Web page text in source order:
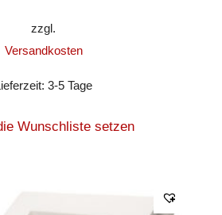
zzgl.
Versandkosten
3-5 Tage
Wunschliste setzen